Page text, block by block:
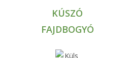
KÚSZÓ
FAJDBOGYÓ